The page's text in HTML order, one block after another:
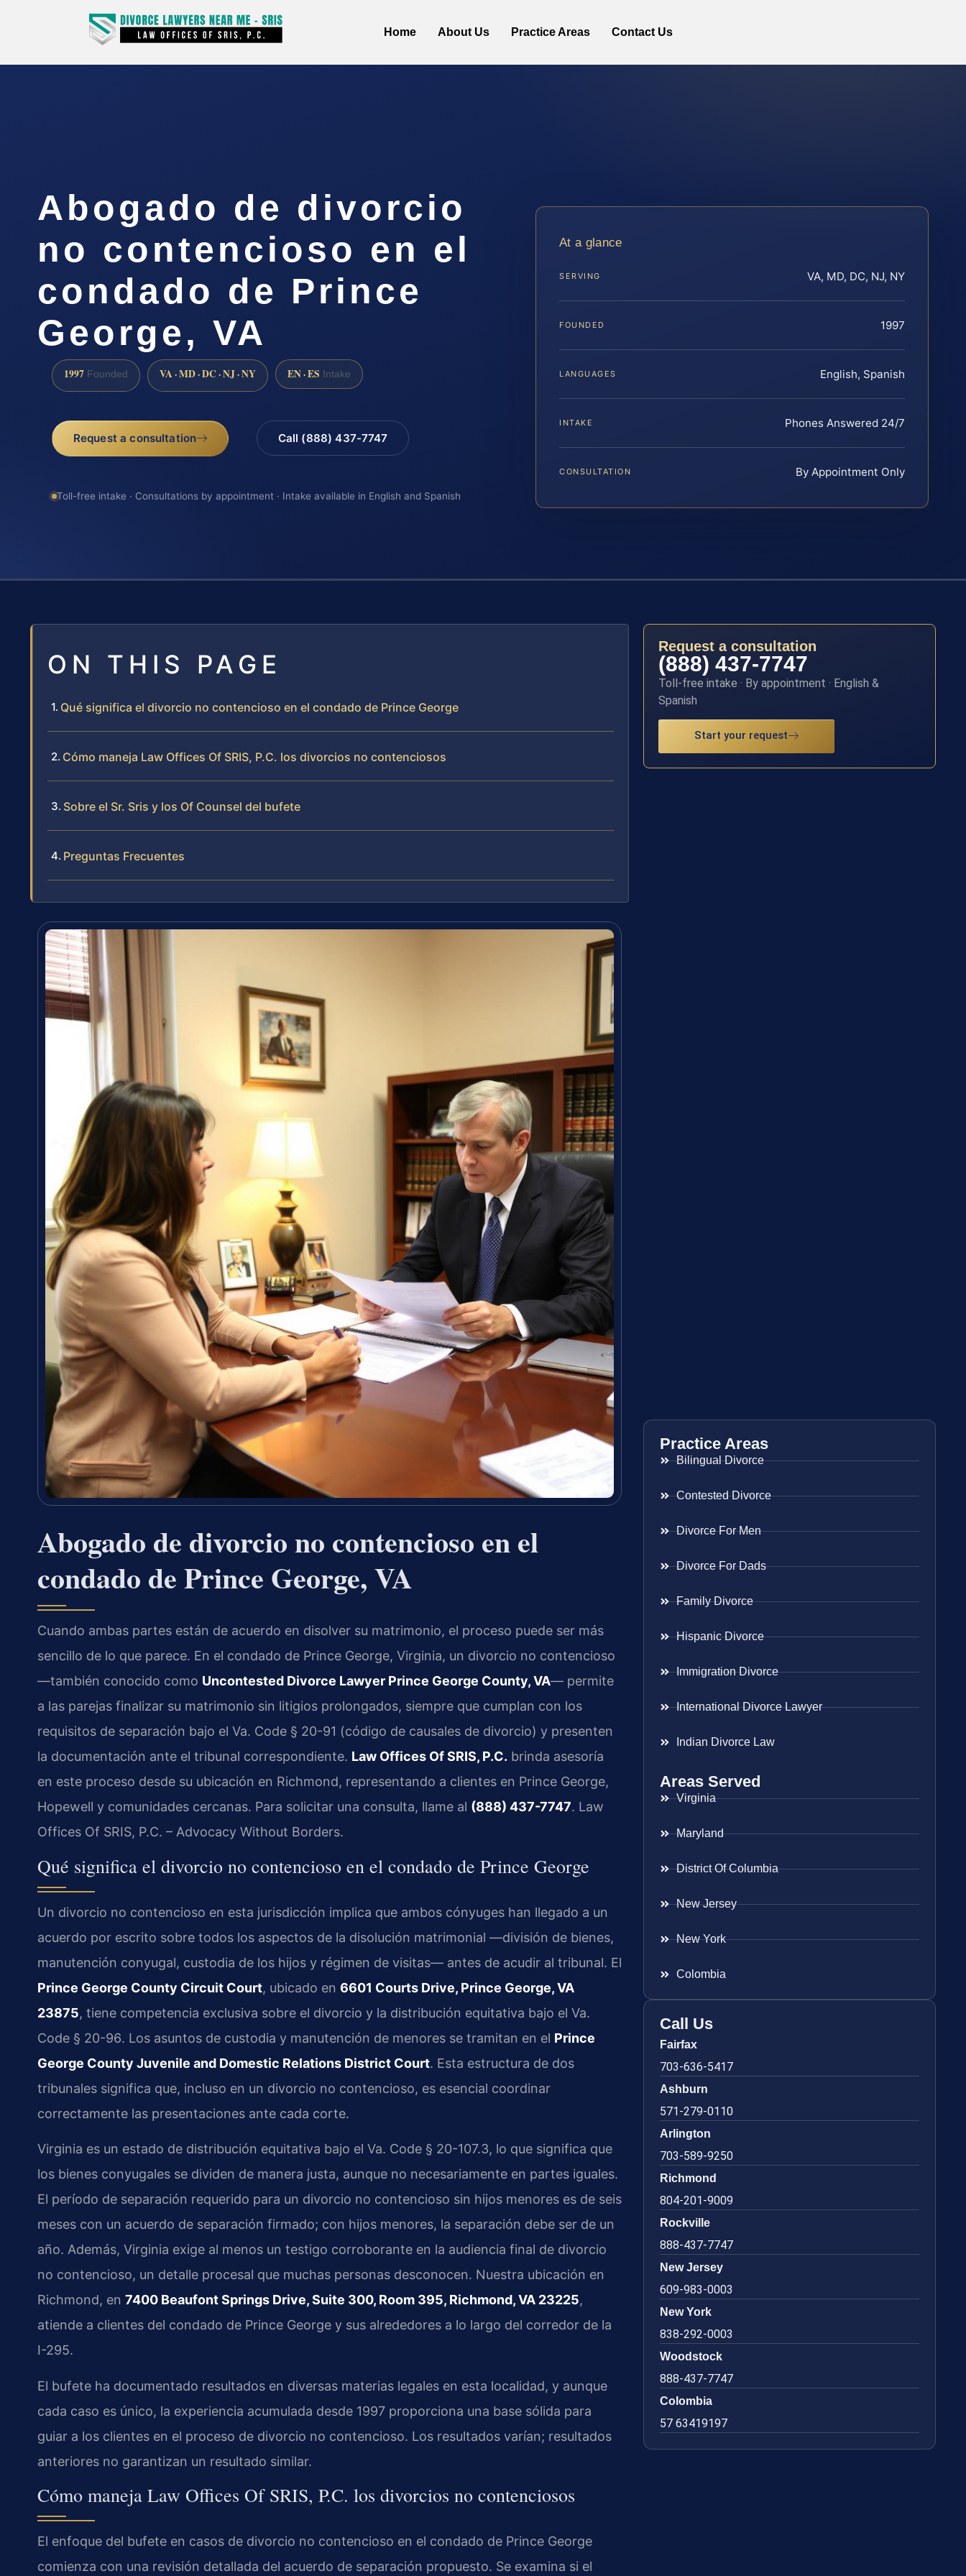
Home About Us Practice Areas Contact Us
Abogado de divorcio
no contencioso en el
condado de Prince
George, VA
1997 Founded VA · MD · DC · NJ · NY EN · ES Intake
Request a consultation Call (888) 437-7747
Toll-free intake · Consultations by appointment · Intake available in English and Spanish
At a glance
SERVING VA, MD, DC, NJ, NY
FOUNDED 1997
LANGUAGES English, Spanish
INTAKE Phones Answered 24/7
CONSULTATION By Appointment Only
ON THIS PAGE
Qué significa el divorcio no contencioso en el condado de Prince George
Cómo maneja Law Offices Of SRIS, P.C. los divorcios no contenciosos
Sobre el Sr. Sris y los Of Counsel del bufete
Preguntas Frecuentes
Abogado de divorcio no contencioso en el
condado de Prince George, VA
Cuando ambas partes están de acuerdo en disolver su matrimonio, el proceso puede ser más
sencillo de lo que parece. En el condado de Prince George, Virginia, un divorcio no contencioso
—también conocido como Uncontested Divorce Lawyer Prince George County, VA— permite
a las parejas finalizar su matrimonio sin litigios prolongados, siempre que cumplan con los
requisitos de separación bajo el Va. Code § 20-91 (código de causales de divorcio) y presenten
la documentación ante el tribunal correspondiente. Law Offices Of SRIS, P.C. brinda asesoría
en este proceso desde su ubicación en Richmond, representando a clientes en Prince George,
Hopewell y comunidades cercanas. Para solicitar una consulta, llame al (888) 437-7747. Law
Offices Of SRIS, P.C. – Advocacy Without Borders.
Qué significa el divorcio no contencioso en el condado de Prince George
Un divorcio no contencioso en esta jurisdicción implica que ambos cónyuges han llegado a un
acuerdo por escrito sobre todos los aspectos de la disolución matrimonial —división de bienes,
manutención conyugal, custodia de los hijos y régimen de visitas— antes de acudir al tribunal. El
Prince George County Circuit Court, ubicado en 6601 Courts Drive, Prince George, VA
23875, tiene competencia exclusiva sobre el divorcio y la distribución equitativa bajo el Va.
Code § 20-96. Los asuntos de custodia y manutención de menores se tramitan en el Prince
George County Juvenile and Domestic Relations District Court. Esta estructura de dos
tribunales significa que, incluso en un divorcio no contencioso, es esencial coordinar
correctamente las presentaciones ante cada corte.
Virginia es un estado de distribución equitativa bajo el Va. Code § 20-107.3, lo que significa que
los bienes conyugales se dividen de manera justa, aunque no necesariamente en partes iguales.
El período de separación requerido para un divorcio no contencioso sin hijos menores es de seis
meses con un acuerdo de separación firmado; con hijos menores, la separación debe ser de un
año. Además, Virginia exige al menos un testigo corroborante en la audiencia final de divorcio
no contencioso, un detalle procesal que muchas personas desconocen. Nuestra ubicación en
Richmond, en 7400 Beaufont Springs Drive, Suite 300, Room 395, Richmond, VA 23225,
atiende a clientes del condado de Prince George y sus alrededores a lo largo del corredor de la
I-295.
El bufete ha documentado resultados en diversas materias legales en esta localidad, y aunque
cada caso es único, la experiencia acumulada desde 1997 proporciona una base sólida para
guiar a los clientes en el proceso de divorcio no contencioso. Los resultados varían; resultados
anteriores no garantizan un resultado similar.
Cómo maneja Law Offices Of SRIS, P.C. los divorcios no contenciosos
El enfoque del bufete en casos de divorcio no contencioso en el condado de Prince George
comienza con una revisión detallada del acuerdo de separación propuesto. Se examina si el
Request a consultation
(888) 437-7747
Toll-free intake · By appointment · English &
Spanish
Start your request
Practice Areas
Bilingual Divorce
Contested Divorce
Divorce For Men
Divorce For Dads
Family Divorce
Hispanic Divorce
Immigration Divorce
International Divorce Lawyer
Indian Divorce Law
Areas Served
Virginia
Maryland
District Of Columbia
New Jersey
New York
Colombia
Call Us
Fairfax
703-636-5417
Ashburn
571-279-0110
Arlington
703-589-9250
Richmond
804-201-9009
Rockville
888-437-7747
New Jersey
609-983-0003
New York
838-292-0003
Woodstock
888-437-7747
Colombia
57 63419197